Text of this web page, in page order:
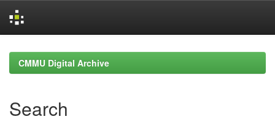
navigationCMMU Digital Archive
Search